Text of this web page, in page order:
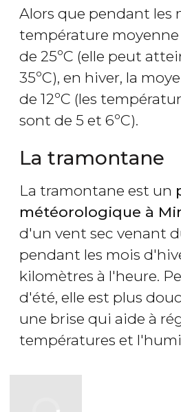
Alors que pendant les
température
de 25ºC (elle peut
35ºC), en hiver, la
de 12ºC (les
sont de 5 et 6ºC).
La tramontane
La tramontane est un
météorologique à
d'un vent sec venant
pendant les mois
kilomètres à l'heure.
d'été, elle est plus
une brise qui aide à
températures et